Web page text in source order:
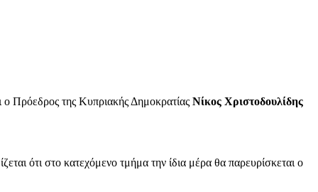
Πρόεδρος της Κυπριακής Δημοκρατίας Νίκος Χριστοδουλίδης
ότι στο κατεχόμενο τμήμα την ίδια μέρα θα παρευρίσκεται ο